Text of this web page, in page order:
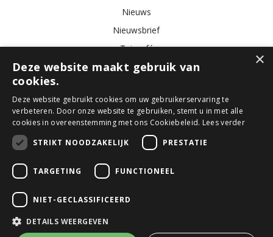
Nieuws
Nieuwsbrief
Tuincafé
Vacatures
Tuincentrum Bloemist Kamerplanten Kunstbloemen
Buitenplanten
Tuinmeubelen
© GroenRijk Den Bosch
Tuincentrum Overzicht
Algemene voorwaarden
×
Deze website maakt gebruik van
cookies.
Deze website gebruikt cookies om uw gebruikerservaring te
verbeteren. Door onze website te gebruiken, stemt u in met alle
cookies in overeenstemming met ons Cookiebeleid. Lees verder
STRIKT NOODZAKELIJK
PRESTATIE
TARGETING FUNCTIONEEL
NIET-GECLASSIFICEERD
DETAILS WEERGEVEN